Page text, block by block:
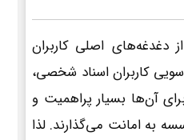
دغدغه‌های اصلی کاربران
کاربران اسناد شخصی،
آن‌ها بسیار پراهمیت و
به امانت می‌گذارند. لذا